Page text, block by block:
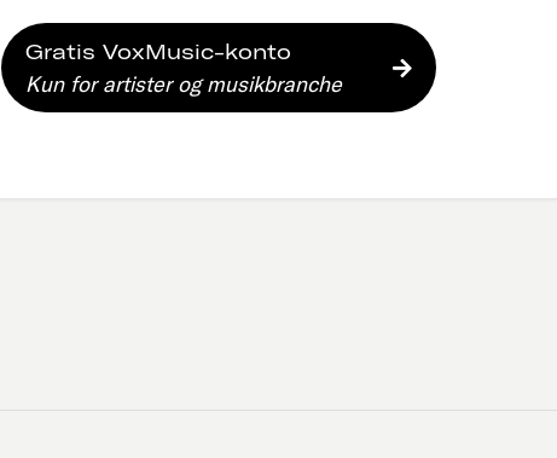
Gratis VoxMusic-konto
Kun for artister og musikbranche